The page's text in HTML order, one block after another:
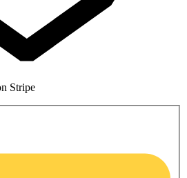
Stripe